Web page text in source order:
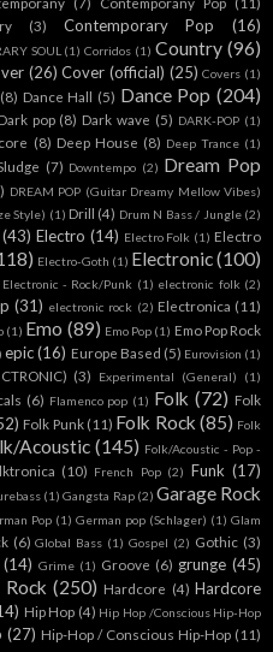
(3) Contemporary Pop
(16)
SOUL (1) Corridos (1) Country (96)
(26) Cover (official) (25) Covers (1)
(8) Dance Hall (5) Dance Pop (204)
Dark pop (8) Dark wave (5) DARK-POP (1)
(8) Deep House (8) Deep Trance (1)
(7) Downtempo (2) Dream Pop
DREAM POP (Guitar Dreamy Mellow Vibes)
Style) (1) Drill (4) Drum N Bass / Jungle (2)
(43) Electro (14) Electro Folk (1) Electro
Electro-Goth (1) Electronic(100)
Electronic - Rock/Punk (1) electronic folk (2)
(31) electronic rock (2) Electronica (11)
(1) Emo (89) Emo Pop (1) Emo Pop Rock
epic (16) Europe Based (5) Eurovision (1)
(3) Experimental (General) (1)
(6) Flamenco pop (1) Folk (72) Folk
Folk Punk (11) Folk Rock (85) Folk
Acoustic (145) Folk/Acoustic - Pop -
(10) French Pop (2) Funk (17)
(1) Gangsta Rap (2) Garage Rock
Pop (1) German pop (Schlager) (1) Glam
(6) Global Bass (1) Gospel (2) Gothic (3)
(14) Grime (1) Groove (6) grunge (45)
(250) Hardcore (4) Hardcore
Hip Hop (4) Hip Hop /Conscious Hip-Hop
(27) Hip-Hop / Conscious Hip-Hop (11)